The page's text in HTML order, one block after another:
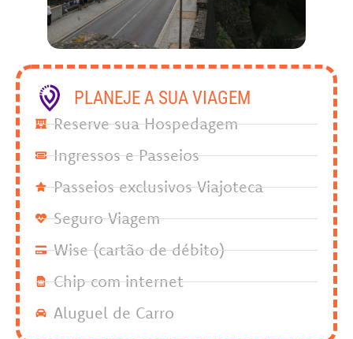
PLANEJE A SUA VIAGEM
Reserve sua Hospedagem
Ingressos e Passeios
Passeios exclusivos Viajoteca
Seguro Viagem
Wise (cartão de débito)
Chip com internet
Aluguel de Carro